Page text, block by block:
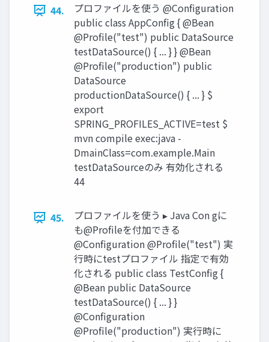
44.
プロファイルを使う @Configuration
public class AppConfig { @Bean
@Profile("test") public DataSource
testDataSource() { ... } } @Bean
@Profile("production") public
DataSource
productionDataSource() { ... } $
export
SPRING_PROFILES_ACTIVE=test $
mvn compile exec:java -
DmainClass=com.example.Main
testDataSourceのみ 有効化される
44
45.
プロファイルを使う ▸ Java Con gに
も@Profileを付加できる
@Configuration @Profile("test") 実
行時にtestプロファイル 指定で有効
化される public class TestConfig {
@Bean public DataSource
testDataSource() { ... } }
@Configuration
@Profile("production") 実行時に